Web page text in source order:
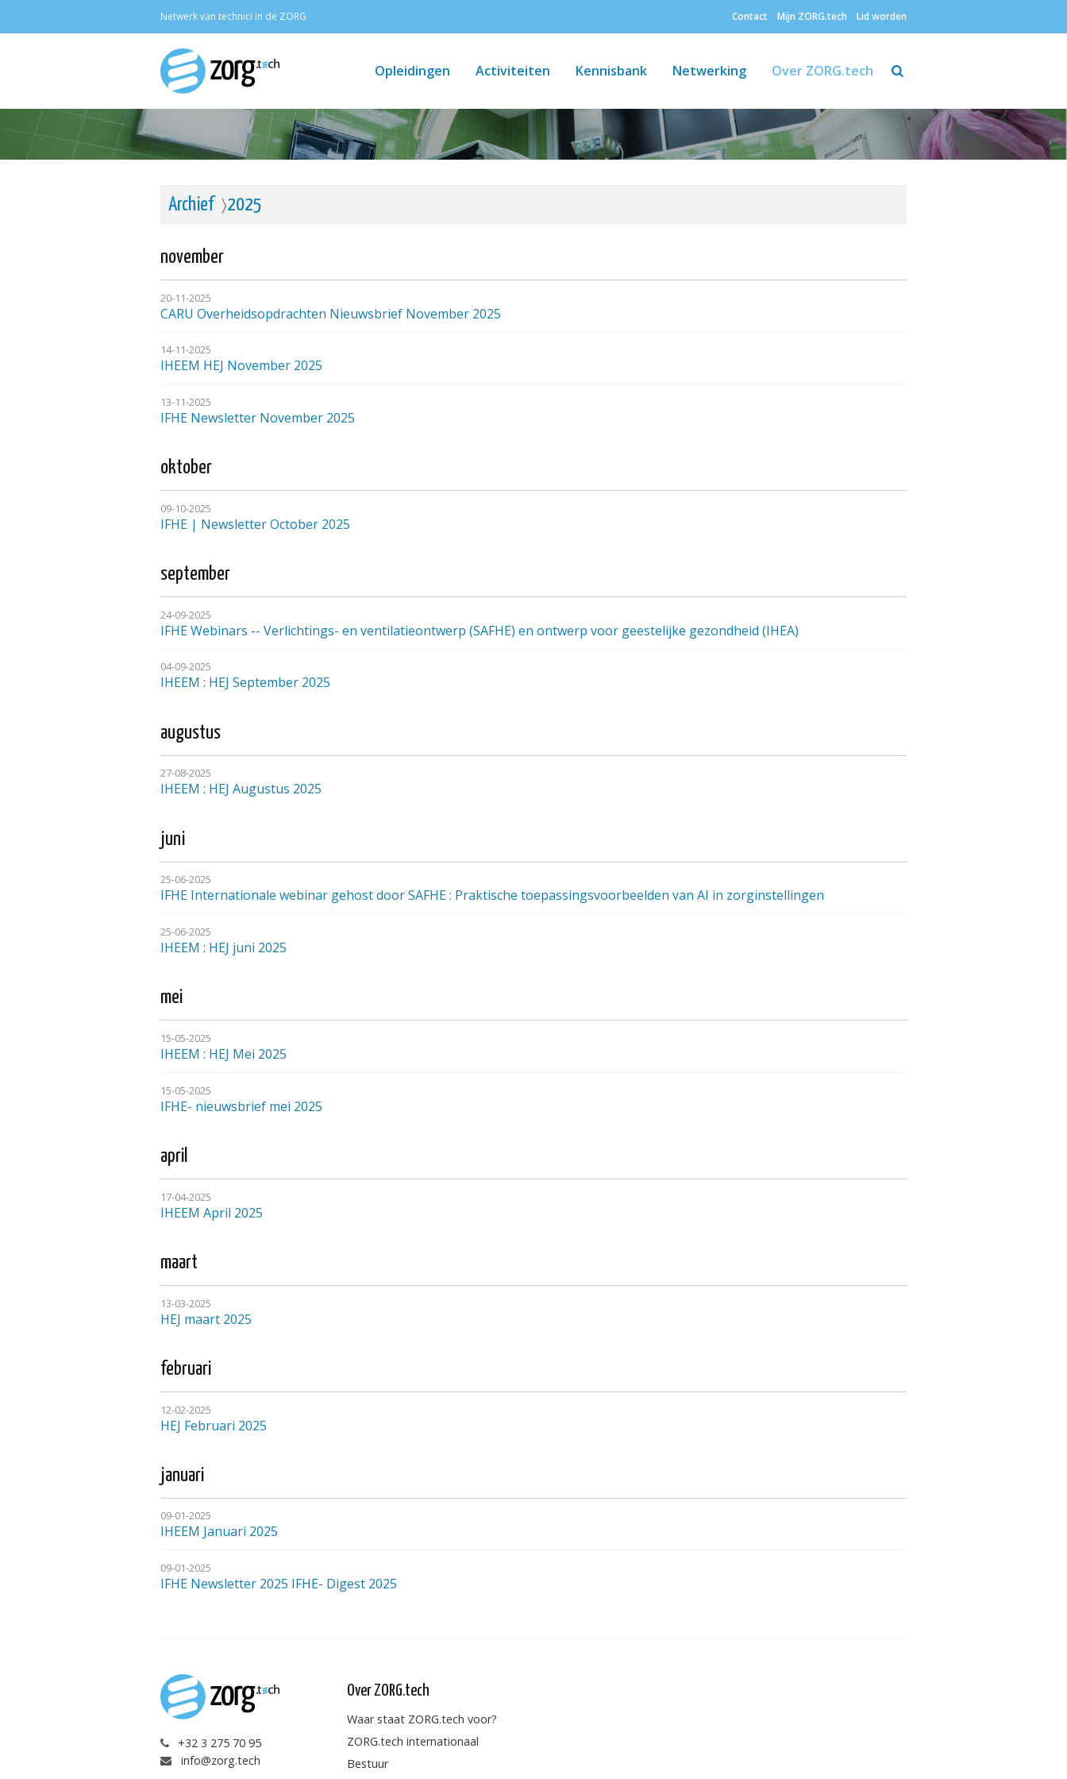
Netwerk van technici in de ZORG Contact Mijn ZORG.tech Lid worden
Opleidingen Activiteiten Kennisbank Netwerking Over ZORG.tech
Zoeken
Archief 2025
november
20-11-2025
CARU Overheidsopdrachten Nieuwsbrief November 2025
14-11-2025
IHEEM HEJ November 2025
13-11-2025
IFHE Newsletter November 2025
oktober
09-10-2025
IFHE | Newsletter October 2025
september
24-09-2025
IFHE Webinars -- Verlichtings- en ventilatieontwerp (SAFHE) en ontwerp voor geestelijke gezondheid (IHEA)
04-09-2025
IHEEM : HEJ September 2025
augustus
27-08-2025
IHEEM : HEJ Augustus 2025
juni
25-06-2025
IFHE Internationale webinar gehost door SAFHE : Praktische toepassingsvoorbeelden van AI in zorginstellingen
25-06-2025
IHEEM : HEJ juni 2025
mei
15-05-2025
IHEEM : HEJ Mei 2025
15-05-2025
IFHE- nieuwsbrief mei 2025
april
17-04-2025
IHEEM April 2025
maart
13-03-2025
HEJ maart 2025
februari
12-02-2025
HEJ Februari 2025
januari
09-01-2025
IHEEM Januari 2025
09-01-2025
IFHE Newsletter 2025 IFHE- Digest 2025
+32 3 275 70 95
info@zorg.tech
Over ZORG.tech
Waar staat ZORG.tech voor?
ZORG.tech internationaal
Bestuur